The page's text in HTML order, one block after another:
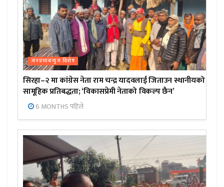
जनप्रभाबन्युज विशेष
सिरहा–२ मा कांग्रेस नेता राम चन्द्र यादवलाई जिताउन स्थानीयको
सामूहिक प्रतिबद्धता; ‘विकासप्रेमी नेताको विकल्प छैन’
6 MONTHS पहिले